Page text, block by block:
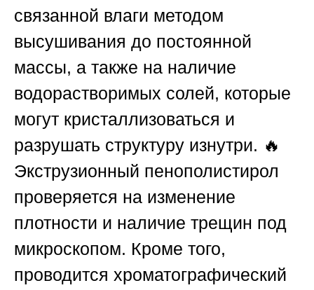
связанной влаги методом
высушивания до постоянной
массы, а также на наличие
водорастворимых солей, которые
могут кристаллизоваться и
разрушать структуру изнутри. 🔥
Экструзионный пенополистирол
проверяется на изменение
плотности и наличие трещин под
микроскопом. Кроме того,
проводится хроматографический